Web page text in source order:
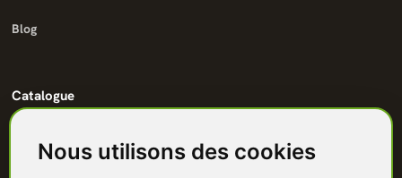
Nous utilisons des cookies
Blog
Catalogue